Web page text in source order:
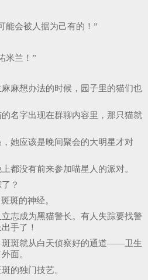
能会被人据为己有的！”
米兰！”
麻想办法的时候，园子里的猫们也
名字出现在群聊内容里，那只猫就
她应该是晚间聚会的大明星才对
都没有前来参加喵星人的派对。
？
斑的神经。
志成为黑猫警长。有人失踪要找警
手了！
斑斑就从白天侦察好的通道——卫生
面。
的独门技艺。